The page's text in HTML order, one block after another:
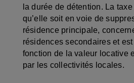
la durée de détention. La
qu’elle soit en voie de
résidence principale,
résidences secondaires et
fonction de la valeur locative
par les collectivités locales.